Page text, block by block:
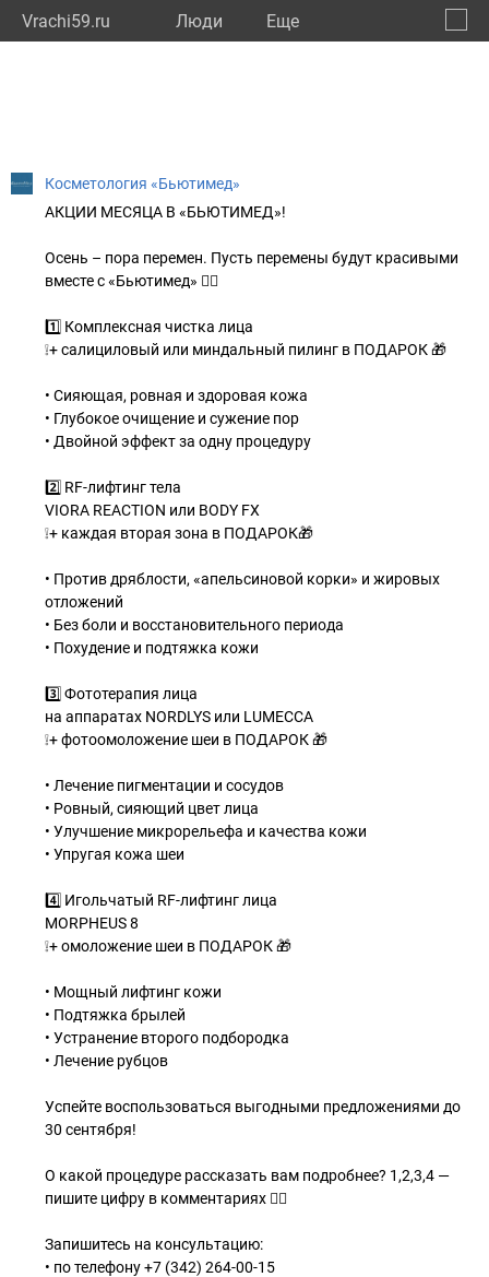
Vrachi59.ru Люди Eще
Косметология «Бьютимед»
АКЦИИ МЕСЯЦА В «БЬЮТИМЕД»!
Осень – пора перемен. Пусть перемены будут красивыми
вместе с «Бьютимед» 👇🏼
1️⃣ Комплексная чистка лица
❕+ салициловый или миндальный пилинг в ПОДАРОК 🎁
• Сияющая, ровная и здоровая кожа
• Глубокое очищение и сужение пор
• Двойной эффект за одну процедуру
2️⃣ RF-лифтинг тела
VIORA REACTION или BODY FX
❕+ каждая вторая зона в ПОДАРОК🎁
• Против дряблости, «апельсиновой корки» и жировых
отложений
• Без боли и восстановительного периода
• Похудение и подтяжка кожи
3️⃣ Фототерапия лица
на аппаратах NORDLYS или LUMECCA
❕+ фотоомоложение шеи в ПОДАРОК 🎁
• Лечение пигментации и сосудов
• Ровный, сияющий цвет лица
• Улучшение микрорельефа и качества кожи
• Упругая кожа шеи
4️⃣ Игольчатый RF-лифтинг лица
MORPHEUS 8
❕+ омоложение шеи в ПОДАРОК 🎁
• Мощный лифтинг кожи
• Подтяжка брылей
• Устранение второго подбородка
• Лечение рубцов
Успейте воспользоваться выгодными предложениями до
30 сентября!
О какой процедуре рассказать вам подробнее? 1,2,3,4 —
пишите цифру в комментариях 👇🏼
Запишитесь на консультацию:
• по телефону +7 (342) 264-00-15